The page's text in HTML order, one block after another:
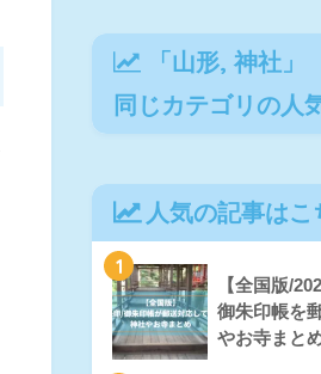
「山形, 神社 」
同じカテゴリの人
人気の記事はこ
1
【全国版/
御朱印帳を
やお寺まと